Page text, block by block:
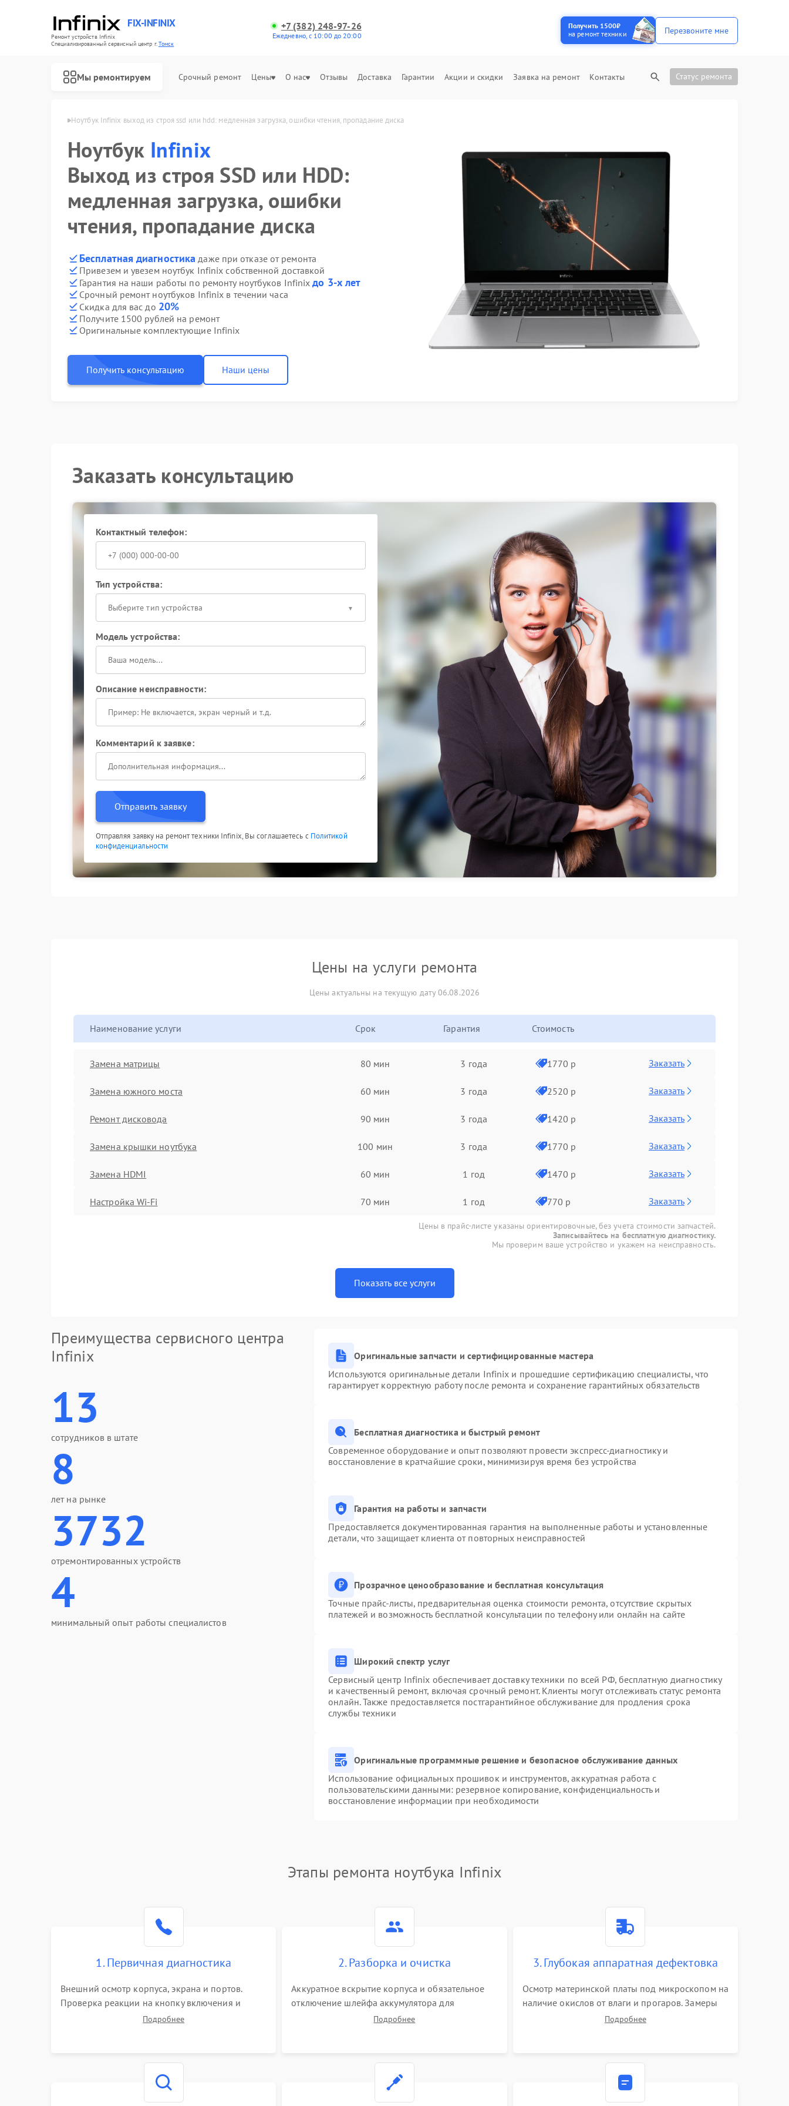
FIX-INFINIX
Ремонт устройств Infinix
Специализированный cервисный центр г.Томск
+7 (382) 248-97-26
Ежедневно, с 10:00 до 20:00
Получить 1500₽
на ремонт техники
Перезвоните мне
Мы ремонтируем Срочный ремонт Цены О нас Отзывы Доставка Гарантии Акции и скидки Заявка на ремонт Контакты Статус ремонта
Infinix в Томске Ноутбук Infinix выход из строя ssd или hdd: медленная загрузка, ошибки чтения, пропадание диска
Ноутбук Infinix
Выход из строя SSD или HDD:
медленная загрузка, ошибки
чтения, пропадание диска
Бесплатная диагностика даже при отказе от ремонта
Привезем и увезем ноутбук Infinix собственной доставкой
Гарантия на наши работы по ремонту ноутбуков Infinixдо 3-х лет
Срочный ремонт ноутбуков Infinix в течении часа
Скидка для вас до 20%
Получите 1500 рублей на ремонт
Оригинальные комплектующие Infinix
Получить консультацию Наши цены
Заказать консультацию
Контактный телефон:
Тип устройства:
Выберите тип устройства
Модель устройства:
Описание неисправности:
Комментарий к заявке:
Отправить заявку
Отправляя заявку на ремонт техники Infinix, Вы соглашаетесь с Политикой
конфиденциальности
Цены на услуги ремонта
Цены актуальны на текущую дату 06.08.2026
Наименование услуги Срок Гарантия Стоимость
Замена матрицы 80 мин 3 года 1770 р Заказать
Замена южного моста 60 мин 3 года 2520 р Заказать
Ремонт дисковода 90 мин 3 года 1420 р Заказать
Замена крышки ноутбука 100 мин 3 года 1770 р Заказать
Замена HDMI 60 мин 1 год 1470 р Заказать
Настройка Wi-Fi 70 мин 1 год 770 р Заказать
Цены в прайс-листе указаны ориентировочные, без учета стоимости запчастей.
Записывайтесь на бесплатную диагностику.
Мы проверим ваше устройство и укажем на неисправность.
Показать все услуги
Преимущества сервисного центра
Infinix
13
сотрудников в штате
8
лет на рынке
3732
отремонтированных устройств
4
минимальный опыт работы специалистов
Оригинальные запчасти и сертифицированные мастера
Используются оригинальные детали Infinix и прошедшие сертификацию специалисты, что
гарантирует корректную работу после ремонта и сохранение гарантийных обязательств
Бесплатная диагностика и быстрый ремонт
Современное оборудование и опыт позволяют провести экспресс-диагностику и
восстановление в кратчайшие сроки, минимизируя время без устройства
Гарантия на работы и запчасти
Предоставляется документированная гарантия на выполненные работы и установленные
детали, что защищает клиента от повторных неисправностей
Прозрачное ценообразование и бесплатная консультация
Точные прайс-листы, предварительная оценка стоимости ремонта, отсутствие скрытых
платежей и возможность бесплатной консультации по телефону или онлайн на сайте
Широкий спектр услуг
Сервисный центр Infinix обеспечивает доставку техники по всей РФ, бесплатную диагностику
и качественный ремонт, включая срочный ремонт. Клиенты могут отслеживать статус ремонта
онлайн. Также предоставляется постгарантийное обслуживание для продления срока
службы техники
Оригинальные программные решение и безопасное обслуживание данных
Использование официальных прошивок и инструментов, аккуратная работа с
пользовательскими данными: резервное копирование, конфиденциальность и
восстановление информации при необходимости
Этапы ремонта ноутбука Infinix
1. Первичная диагностика
Внешний осмотр корпуса, экрана и портов.
Проверка реакции на кнопку включения и
подключение зарядного устройства. Оценка
Подробнее
2. Разборка и очистка
Аккуратное вскрытие корпуса и обязательное
отключение шлейфа аккумулятора для
обесточивания платы. Демонтаж системы
Подробнее
3. Глубокая аппаратная дефектовка
Осмотр материнской платы под микроскопом на
наличие окислов от влаги и прогаров. Замеры
сопротивлений и дежурных напряжений.
Подробнее